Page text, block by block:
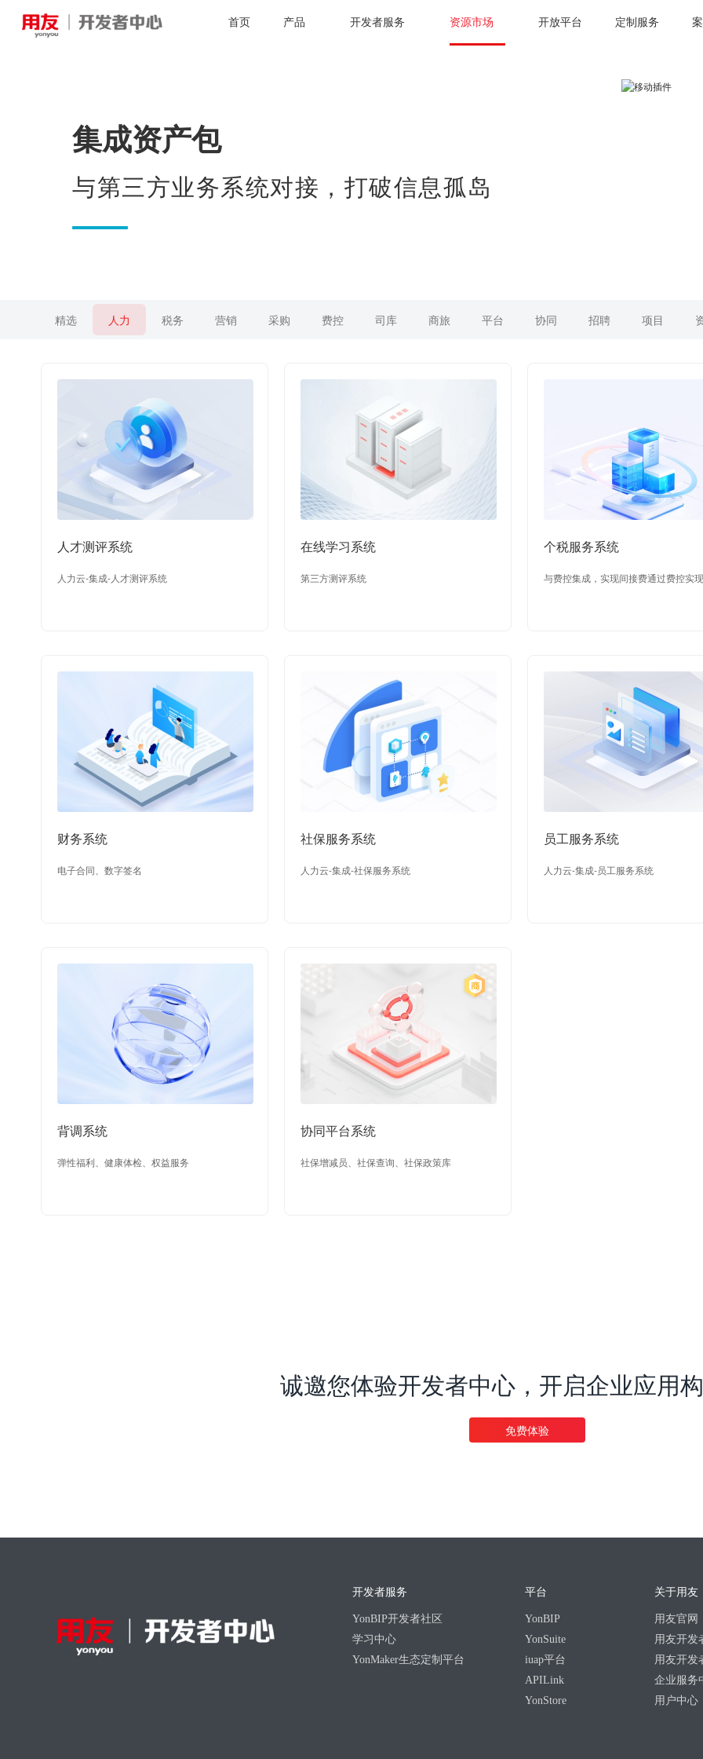
首页 产品 开发者服务 资源市场 开放平台 定制服务
集成资产包
与第三方业务系统对接，打破信息孤岛
精选 人力 税务 营销 采购 费控 司库 商旅 平台 协同 招聘 项目
人才测评系统
人力云-集成-人才测评系统
在线学习系统
第三方测评系统
个税服务系统
与费控集成，实现间接费通过费控实
财务系统
电子合同、数字签名
社保服务系统
人力云-集成-社保服务系统
员工服务系统
人力云-集成-员工服务系统
背调系统
弹性福利、健康体检、权益服务
协同平台系统
社保增减员、社保查询、社保政策库
诚邀您体验开发者中心，开启企业应用
免费体验
开发者服务
YonBIP开发者社区
学习中心
YonMaker生态定制平台
平台
YonBIP
YonSuite
iuap平台
APILink
YonStore
关于用友
用友官网
用友开发
用友开发
企业服务
用户中心